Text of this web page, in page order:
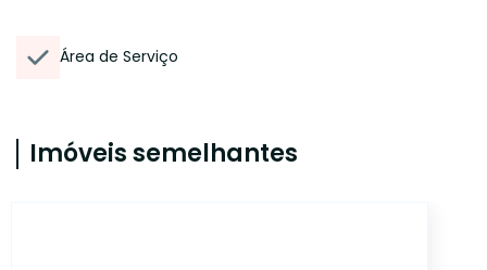
Área de Serviço
Imóveis semelhantes